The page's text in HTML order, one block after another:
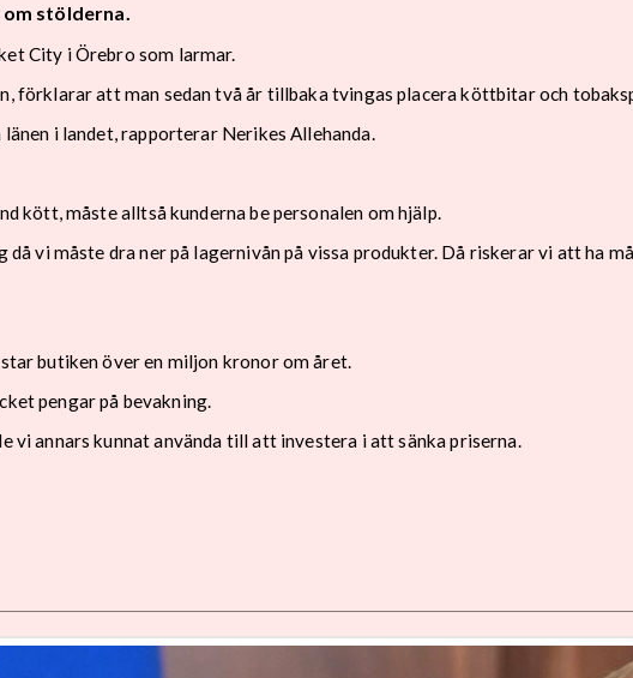
stölderna.
City i Örebro som larmar.
förklarar att man sedan två år tillbaka tvingas placera köttbitar och
i landet, rapporterar Nerikes Allehanda.
kött, måste alltså kunderna be personalen om hjälp.
då vi måste dra ner på lagernivån på vissa produkter. Då riskerar vi att ha
butiken över en miljon kronor om året.
pengar på bevakning.
vi annars kunnat använda till att investera i att sänka priserna.